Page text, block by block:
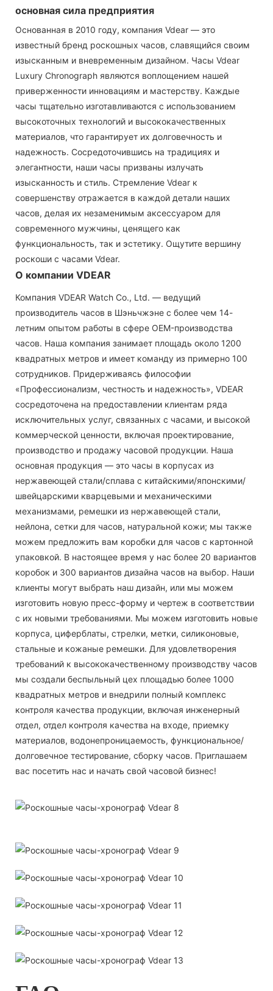
основная сила предприятия
Основанная в 2010 году, компания Vdear — это
известный бренд роскошных часов, славящийся своим
изысканным и вневременным дизайном. Часы Vdear
Luxury Chronograph являются воплощением нашей
приверженности инновациям и мастерству. Каждые
часы тщательно изготавливаются с использованием
высокоточных технологий и высококачественных
материалов, что гарантирует их долговечность и
надежность. Сосредоточившись на традициях и
элегантности, наши часы призваны излучать
изысканность и стиль. Стремление Vdear к
совершенству отражается в каждой детали наших
часов, делая их незаменимым аксессуаром для
современного мужчины, ценящего как
функциональность, так и эстетику. Ощутите вершину
роскоши с часами Vdear.
О компании VDEAR
Компания VDEAR Watch Co., Ltd. — ведущий
производитель часов в Шэньчжэне с более чем 14-
летним опытом работы в сфере OEM-производства
часов. Наша компания занимает площадь около 1200
квадратных метров и имеет команду из примерно 100
сотрудников. Придерживаясь философии
«Профессионализм, честность и надежность», VDEAR
сосредоточена на предоставлении клиентам ряда
исключительных услуг, связанных с часами, и высокой
коммерческой ценности, включая проектирование,
производство и продажу часовой продукции. Наша
основная продукция — это часы в корпусах из
нержавеющей стали/сплава с китайскими/японскими/
швейцарскими кварцевыми и механическими
механизмами, ремешки из нержавеющей стали,
нейлона, сетки для часов, натуральной кожи; мы также
можем предложить вам коробки для часов с картонной
упаковкой. В настоящее время у нас более 20 вариантов
коробок и 300 вариантов дизайна часов на выбор. Наши
клиенты могут выбрать наш дизайн, или мы можем
изготовить новую пресс-форму и чертеж в соответствии
с их новыми требованиями. Мы можем изготовить новые
корпуса, циферблаты, стрелки, метки, силиконовые,
стальные и кожаные ремешки. Для удовлетворения
требований к высококачественному производству часов
мы создали беспыльный цех площадью более 1000
квадратных метров и внедрили полный комплекс
контроля качества продукции, включая инженерный
отдел, отдел контроля качества на входе, приемку
материалов, водонепроницаемость, функциональное/
долговечное тестирование, сборку часов. Приглашаем
вас посетить нас и начать свой часовой бизнес!